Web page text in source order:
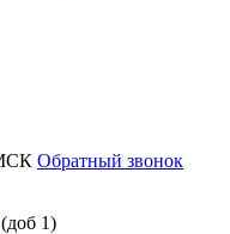
Обратный звонок
(доб 1)